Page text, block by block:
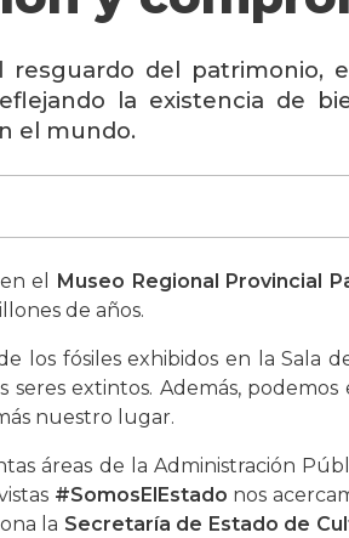
del patrimonio,
la existencia de
el mundo.
el Museo Regional Provincial
de años.
los fósiles exhibidos en la Sala
extintos. Además,
nuestro lugar.
áreas de la Administración
#SomosElEstado nos
la Secretaría de Estado de